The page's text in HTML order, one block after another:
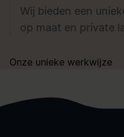
Wij bieden een
op maat en private
Onze unieke werkwijze